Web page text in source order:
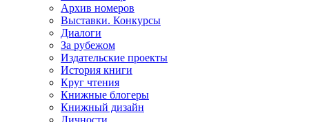
Архив номеров
Выставки. Конкурсы
Диалоги
За рубежом
Издательские проекты
История книги
Круг чтения
Книжные блогеры
Книжный дизайн
Личности